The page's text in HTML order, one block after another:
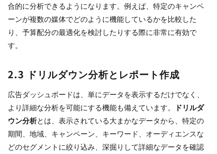
合的に分析できるようになります。例えば、特定のキャンペ
ーンが複数の媒体でどのように機能しているかを比較した
り、予算配分の最適化を検討したりする際に非常に有効で
す。
2.3 ドリルダウン分析とレポート作成
広告ダッシュボードは、単にデータを表示するだけでなく、
より詳細な分析を可能にする機能も備えています。
ドリルダ
ウン分析とは、表示されている大まかなデータから、特定の
期間、地域、キャンペーン、キーワード、オーディエンスな
どのセグメントに絞り込み、深掘りして詳細なデータを確認